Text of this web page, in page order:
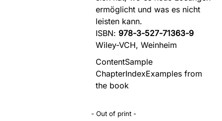
ermöglicht und was es nicht
leisten kann.
ISBN: 978-3-527-71363-9
Wiley-VCH, Weinheim
ContentSample
ChapterIndexExamples from
the book
- Out of print -